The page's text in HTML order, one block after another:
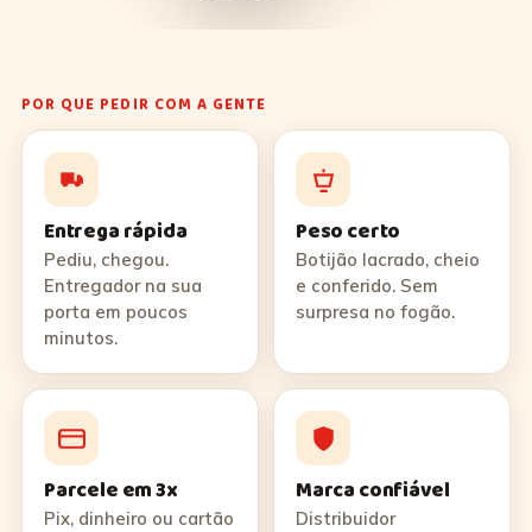
POR QUE PEDIR COM A GENTE
Entrega rápida
Pediu, chegou.
Entregador na sua
porta em poucos
minutos.
Peso certo
Botijão lacrado, cheio
e conferido. Sem
surpresa no fogão.
Parcele em 3x
Pix, dinheiro ou cartão
Marca confiável
Distribuidor